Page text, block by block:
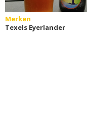
Merken
Texels Eyerlander